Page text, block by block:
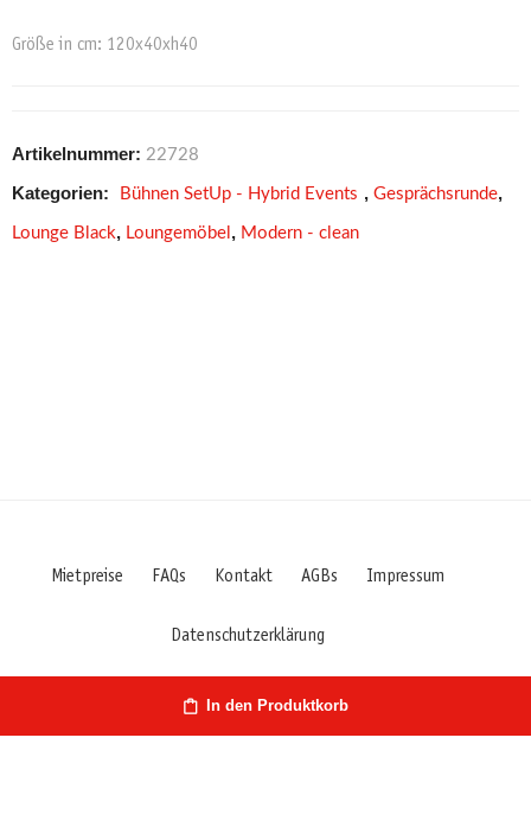
Größe in cm: 120x40xh40
In den Produktkorb
Artikelnummer: 22728
Kategorien: Bühnen SetUp - Hybrid Events , Gesprächsrunde,
Lounge Black, Loungemöbel , Modern - clean
Mietpreise FAQs Kontakt AGBs Impressum
Datenschutzerklärung